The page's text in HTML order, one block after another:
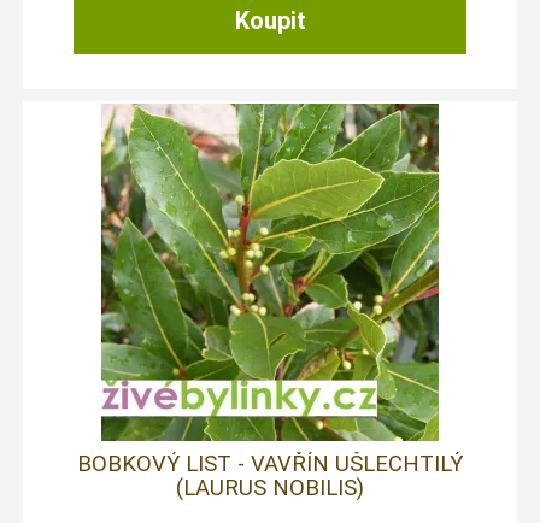
BOBKOVÝ LIST - VAVŘÍN UŠLECHTILÝ
(LAURUS NOBILIS)